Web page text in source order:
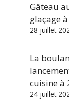
Gâteau
glaçage
28 juillet
La
cuisine à
24 juillet